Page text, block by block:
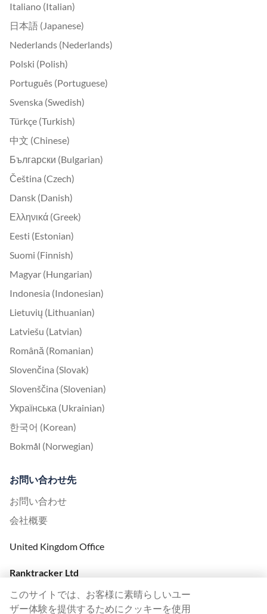
Italiano (Italian)
日本語 (Japanese)
Nederlands (Nederlands)
Polski (Polish)
Português (Portuguese)
Svenska (Swedish)
Türkçe (Turkish)
中文 (Chinese)
Български (Bulgarian)
Čeština (Czech)
Dansk (Danish)
Ελληνικά (Greek)
Eesti (Estonian)
Suomi (Finnish)
Magyar (Hungarian)
Indonesia (Indonesian)
Lietuvių (Lithuanian)
Latviešu (Latvian)
Română (Romanian)
Slovenčina (Slovak)
Slovenščina (Slovenian)
Українська (Ukrainian)
한국어 (Korean)
Bokmål (Norwegian)
お問い合わせ先
お問い合わせ
会社概要
United Kingdom Office
Ranktracker Ltd
London, EC1R 5DF
このサイトでは、お客様に素晴らしいユー
ザー体験を提供するためにクッキーを使用